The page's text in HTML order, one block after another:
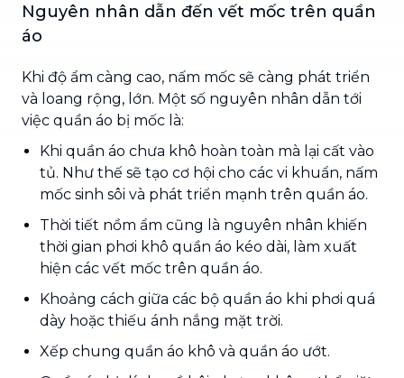
Nguyên nhân dẫn đến vết mốc trên quần
áo
Khi độ ẩm càng cao, nấm mốc sẽ càng phát triển
và loang rộng, lớn. Một số nguyên nhân dẫn tới
việc quần áo bị mốc là:
Khi quần áo chưa khô hoàn toàn mà lại cất vào
tủ. Như thế sẽ tạo cơ hội cho các vi khuẩn, nấm
mốc sinh sôi và phát triển mạnh trên quần áo.
Thời tiết nồm ẩm cũng là nguyên nhân khiến
thời gian phơi khô quần áo kéo dài, làm xuất
hiện các vết mốc trên quần áo.
Khoảng cách giữa các bộ quần áo khi phơi quá
dày hoặc thiếu ánh nắng mặt trời.
Xếp chung quần áo khô và quần áo ướt.